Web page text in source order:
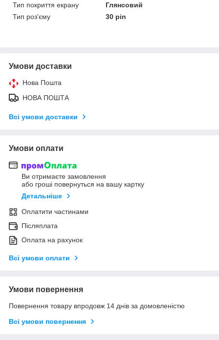
Тип покриття екрану
Глянсовий
Тип роз'єму
30 pin
Умови доставки
Нова Пошта
НОВА ПОШТА
Всі умови доставки
Умови оплати
Ви отримаєте замовлення
або гроші повернуться на вашу картку
Детальніше
Оплатити частинами
Післяплата
Оплата на рахунок
Всі умови оплати
Умови повернення
Повернення товару впродовж 14 днів за домовленістю
Всі умови повернення